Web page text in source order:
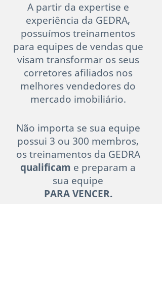
A partir da expertise e
experiência da GEDRA,
possuímos treinamentos
para equipes de vendas que
visam transformar os seus
corretores afiliados nos
melhores vendedores do
mercado imobiliário.
Não importa se sua equipe
possui 3 ou 300 membros,
os treinamentos da GEDRA
qualificam e preparam a
sua equipe
PARA VENCER.